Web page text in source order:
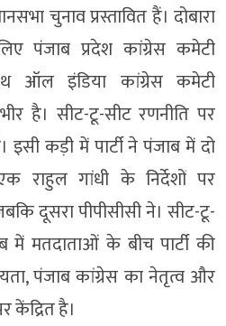
चुनाव प्रस्तावित हैं। दोबारा
पंजाब प्रदेश कांग्रेस कमेटी
ऑल इंडिया कांग्रेस कमेटी
है। सीट-टू-सीट रणनीति पर
कड़ी में पार्टी ने पंजाब में दो
राहुल गांधी के निर्देशों पर
दूसरा पीपीसीसी ने। सीट-टू-
में मतदाताओं के बीच पार्टी की
पंजाब कांग्रेस का नेतृत्व और
केंद्रित है।